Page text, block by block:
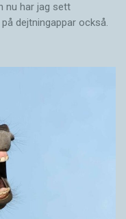
nu har jag sett
dejtningappar också.